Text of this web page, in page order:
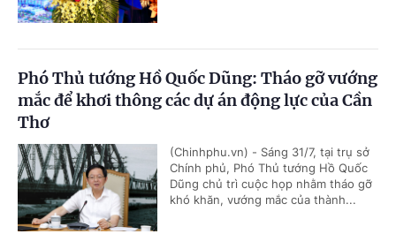
Phó Thủ tướng Hồ Quốc Dũng: Tháo gỡ vướng
mắc để khơi thông các dự án động lực của Cần
Thơ
(Chinhphu.vn) - Sáng 31/7, tại trụ sở
Chính phủ, Phó Thủ tướng Hồ Quốc
Dũng chủ trì cuộc họp nhằm tháo gỡ
khó khăn, vướng mắc của thành...